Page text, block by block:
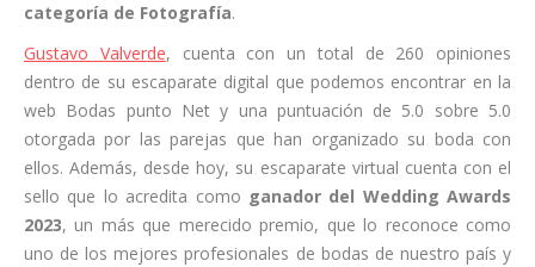
categoría de Fotografía.
Gustavo Valverde, cuenta con un total de 260 opiniones
dentro de su escaparate digital que podemos encontrar en la
web Bodas punto Net y una puntuación de 5.0 sobre 5.0
otorgada por las parejas que han organizado su boda con
ellos. Además, desde hoy, su escaparate virtual cuenta con el
sello que lo acredita como ganador del Wedding Awards
2023, un más que merecido premio, que lo reconoce como
uno de los mejores profesionales de bodas de nuestro país y